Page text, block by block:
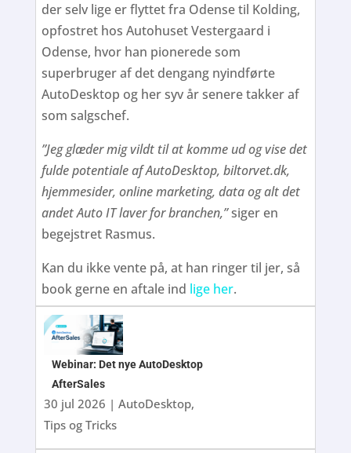
der selv lige er flyttet fra Odense til Kolding,
opfostret hos Autohuset Vestergaard i
Odense, hvor han pionerede som
superbruger af det dengang nyindførte
AutoDesktop og her syv år senere takker af
som salgschef.
”Jeg glæder mig vildt til at komme ud og vise det
fulde potentiale af AutoDesktop, biltorvet.dk,
hjemmesider, online marketing, data og alt det
andet Auto IT laver for branchen,”siger en
begejstret Rasmus.
Kan du ikke vente på, at han ringer til jer, så
book gerne en aftale ind lige her.
Webinar: Det nye AutoDesktop
AfterSales
30 jul 2026 | AutoDesktop,
Tips og Tricks